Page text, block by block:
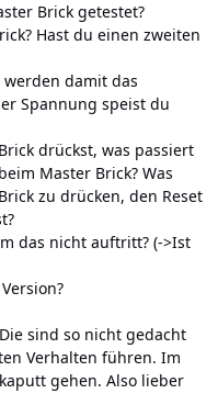
Brick getestet?
Hast du einen zweiten
damit das
Spannung speist du
drückst, was passiert
Master Brick? Was
zu drücken, den Reset
das nicht auftritt? (->Ist
sind so nicht gedacht
Verhalten führen. Im
gehen. Also lieber